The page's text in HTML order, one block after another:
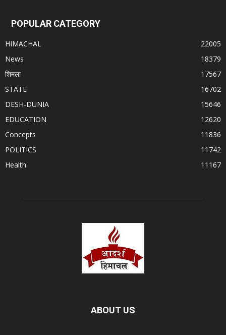
POPULAR CATEGORY
HIMACHAL
22005
News
18379
शिमला
17567
STATE
16702
DESH-DUNIA
15646
EDUCATION
12620
Concepts
11836
POLITICS
11742
Health
11167
ABOUT US